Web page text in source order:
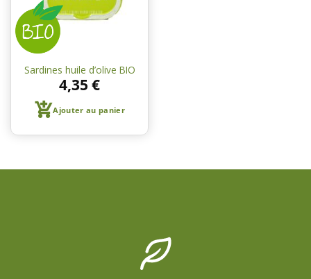
Sardines huile d’olive BIO
4,35 €
Ajouter au panier